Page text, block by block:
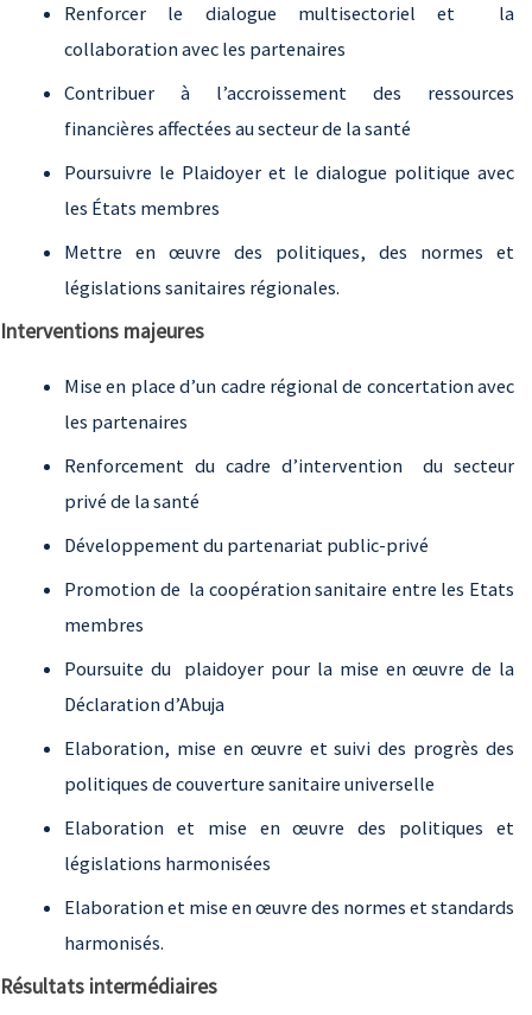
Renforcer le dialogue multisectoriel et la
collaboration avec les partenaires
Contribuer à l’accroissement des ressources
financières affectées au secteur de la santé
Poursuivre le Plaidoyer et le dialogue politique avec
les États membres
Mettre en œuvre des politiques, des normes et
législations sanitaires régionales.
Interventions majeures
Mise en place d’un cadre régional de concertation avec
les partenaires
Renforcement du cadre d’intervention du secteur
privé de la santé
Développement du partenariat public-privé
Promotion de la coopération sanitaire entre les Etats
membres
Poursuite du plaidoyer pour la mise en œuvre de la
Déclaration d’Abuja
Elaboration, mise en œuvre et suivi des progrès des
politiques de couverture sanitaire universelle
Elaboration et mise en œuvre des politiques et
législations harmonisées
Elaboration et mise en œuvre des normes et standards
harmonisés.
Résultats intermédiaires